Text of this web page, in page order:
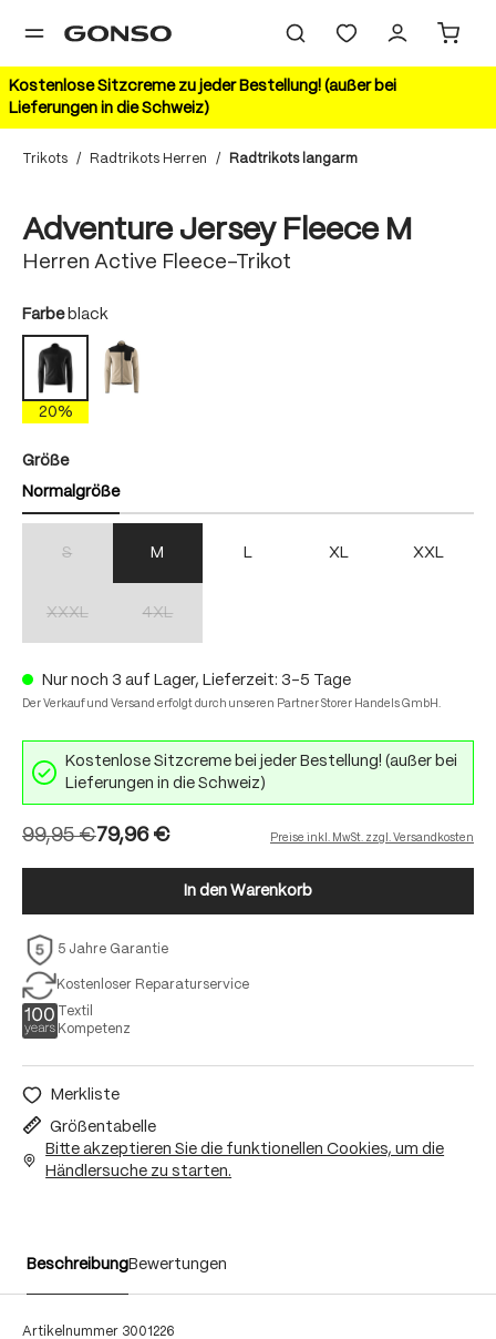
springen
Kostenlose Sitzcreme zu jeder Bestellung! (außer bei
Lieferungen in die Schweiz)
Trikots / Radtrikots Herren / Radtrikots langarm
Adventure Jersey Fleece M
Herren Active Fleece-Trikot
Farbeauswählen
black
black
20%
jonesboro cream
Größeauswählen
Normalgröße
S M L XL XXL
XXXL 4XL
Nur noch 3 auf Lager, Lieferzeit: 3-5 Tage
Der Verkauf und Versand erfolgt durch unseren Partner Storer Handels GmbH.
Kostenlose Sitzcreme bei jeder Bestellung! (außer bei
Lieferungen in die Schweiz)
79,96 €
99,95 € Preise inkl. MwSt. zzgl. Versandkosten
In den Warenkorb
5 Jahre Garantie
Kostenloser Reparaturservice
Textil
Kompetenz
Merkliste
Größentabelle
Bitte akzeptieren Sie die funktionellen Cookies, um die
Händlersuche zu starten.
BeschreibungBewertungen
Artikelnummer 3001226